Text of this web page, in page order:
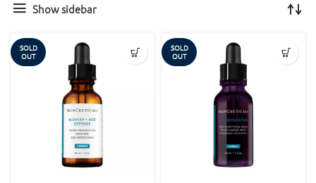
Show sidebar
SOLD
OUT
SOLD
OUT